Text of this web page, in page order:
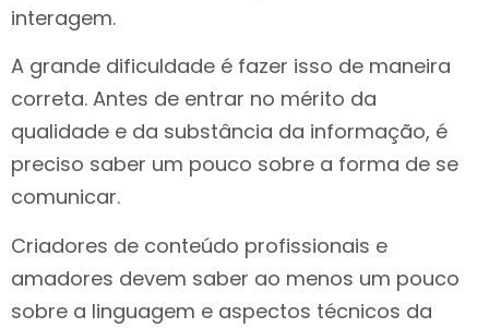
interagem.
A grande dificuldade é fazer isso de maneira
correta. Antes de entrar no mérito da
qualidade e da substância da informação, é
preciso saber um pouco sobre a forma de se
comunicar.
Criadores de conteúdo profissionais e
amadores devem saber ao menos um pouco
sobre a linguagem e aspectos técnicos da